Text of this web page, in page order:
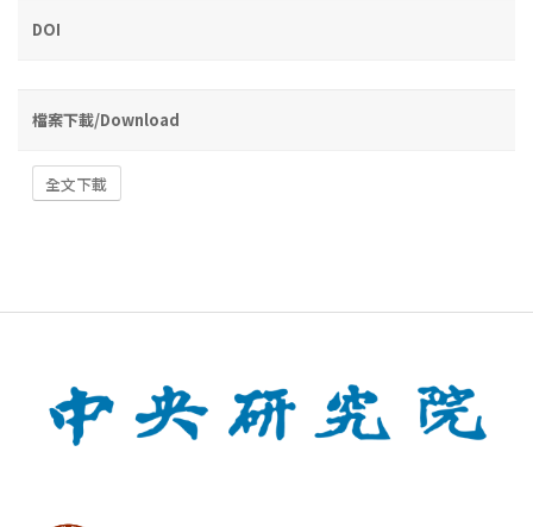
DOI
檔案下載/Download
全文下載